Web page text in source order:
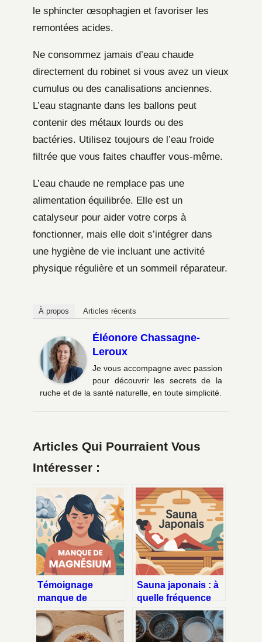
le sphincter œsophagien et favoriser les
remontées acides.
Ne consommez jamais d’eau chaude
directement du robinet si vous avez un vieux
cumulus ou des canalisations anciennes.
L’eau stagnante dans les ballons peut
contenir des métaux lourds ou des
bactéries. Utilisez toujours de l’eau froide
filtrée que vous faites chauffer vous-même.
L’eau chaude ne remplace pas une
alimentation équilibrée. Elle est un
catalyseur pour aider votre corps à
fonctionner, mais elle doit s’intégrer dans
une hygiène de vie incluant une activité
physique régulière et un sommeil réparateur.
À propos Articles récents
Éléonore Chassagne-
Leroux
Je vous accompagne avec passion
pour découvrir les secrets de la
ruche et de la santé naturelle, en toute simplicité.
Articles Qui Pourraient Vous
Intéresser :
Témoignage
manque de
magnésium :
symptômes,
ressenti et
Sauna japonais : à
quelle fréquence
par semaine pour
en profiter vraiment
?